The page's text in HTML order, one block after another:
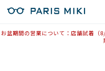
お盆期間の営業について：店舗試着